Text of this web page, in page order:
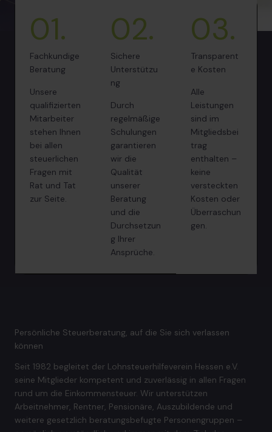
01.
Fachkundige
Beratung
Unsere
qualifizierten
Mitarbeiter
stehen Ihnen
bei allen
steuerlichen
Fragen mit
Rat und Tat
zur Seite.
02.
Sichere
Unterstützu
ng
Durch
regelmäßige
Schulungen
garantieren
wir die
Qualität
unserer
Beratung
und die
Durchsetzun
g Ihrer
Ansprüche.
03.
Transparent
e Kosten
Alle
Leistungen
sind im
Mitgliedsbei
trag
enthalten –
keine
versteckten
Kosten oder
Überraschun
gen.
Persönliche Steuerberatung, auf die Sie sich verlassen
können
Seit 1982 begleitet der Lohnsteuerhilfeverein Hessen e.V.
seine Mitglieder kompetent und zuverlässig in allen Fragen
rund um die Einkommensteuer. Wir unterstützen
Arbeitnehmer, Rentner, Pensionäre, Auszubildende und
weitere gesetzlich beratungsbefugte Personengruppen –